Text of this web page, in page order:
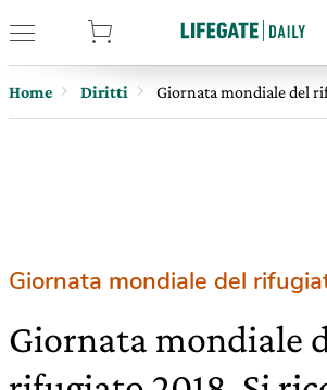
Home Diritti Giornata mondiale del
Giornata mondiale del
Giornata mondiale